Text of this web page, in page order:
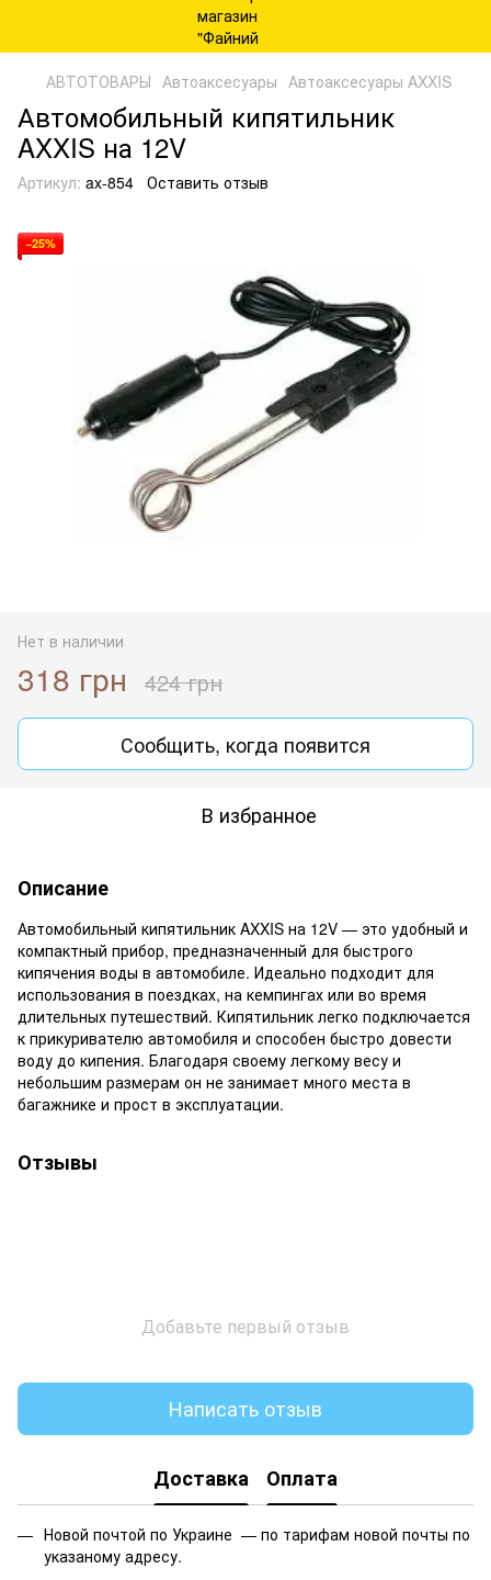
АВТОТОВАРЫ Автоаксесуары Автоаксесуары AXXIS
Автомобильный кипятильник
AXXIS на 12V
Артикул: ax-854 Оставить отзыв
−25%
Нет в наличии
318 грн 424 грн
Сообщить, когда появится
В избранное
Описание
Автомобильный кипятильник AXXIS на 12V — это удобный и
компактный прибор, предназначенный для быстрого
кипячения воды в автомобиле. Идеально подходит для
использования в поездках, на кемпингах или во время
длительных путешествий. Кипятильник легко подключается
к прикуривателю автомобиля и способен быстро довести
воду до кипения. Благодаря своему легкому весу и
небольшим размерам он не занимает много места в
багажнике и прост в эксплуатации.
Отзывы
Добавьте первый отзыв
Написать отзыв
Доставка Оплата
Новой почтой по Украине — по тарифам новой почты по
указаному адресу.